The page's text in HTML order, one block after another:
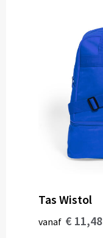
Tas Wistol
vanaf € 11,48